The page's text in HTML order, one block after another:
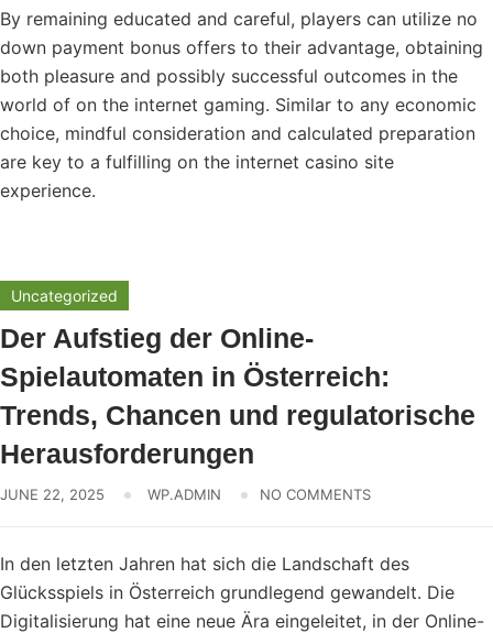
By remaining educated and careful, players can utilize no
down payment bonus offers to their advantage, obtaining
both pleasure and possibly successful outcomes in the
world of on the internet gaming. Similar to any economic
choice, mindful consideration and calculated preparation
are key to a fulfilling on the internet casino site
experience.
Uncategorized
Der Aufstieg der Online-
Spielautomaten in Österreich:
Trends, Chancen und regulatorische
Herausforderungen
JUNE 22, 2025 WP.ADMIN NO COMMENTS
In den letzten Jahren hat sich die Landschaft des
Glücksspiels in Österreich grundlegend gewandelt. Die
Digitalisierung hat eine neue Ära eingeleitet, in der Online-